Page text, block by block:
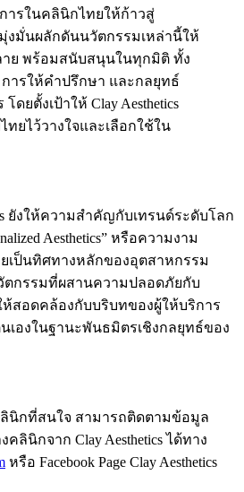
ารในคลินิกไทยให้ก้าวสู่
งมั่นผลักดันนวัตกรรมเหล่านี้ให้
าย พร้อมสนับสนุนในทุกมิติ ทั้ง
ารให้คำปรึกษา และกลยุทธ์
ดยตั้งเป้าให้ Clay Aesthetics
ยไว้วางใจและเลือกใช้ใน
ยังให้ความสำคัญกับเทรนด์ระดับโลก
Aesthetics” หรือความงาม
เป็นทิศทางหลักของอุตสาหกรรม
ตกรรมที่ผสานความปลอดภัยกับ
สอดคล้องกับบริบทของผู้ให้บริการ
เองในฐานะพันธมิตรเชิงกลยุทธ์ของ
นิกที่สนใจ สามารถติดตามข้อมูล
นิกจาก Clay Aesthetics ได้ทาง
หรือ Facebook Page Clay Aesthetics